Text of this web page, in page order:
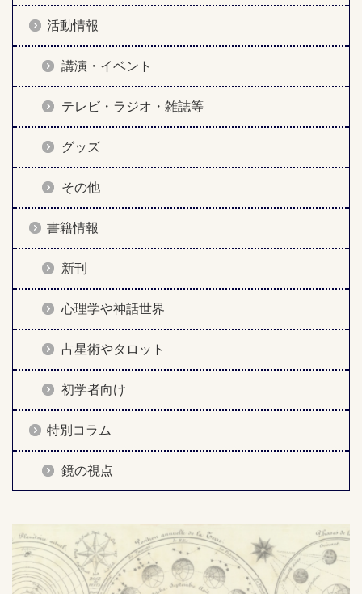
活動情報
講演・イベント
テレビ・ラジオ・雑誌等
グッズ
その他
書籍情報
新刊
心理学や神話世界
占星術やタロット
初学者向け
特別コラム
鏡の視点